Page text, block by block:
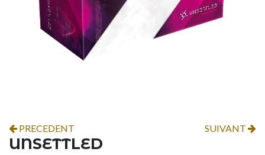
PRECEDENT SUIVANT
UNSETTLED